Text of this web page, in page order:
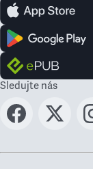
Sledujte nás